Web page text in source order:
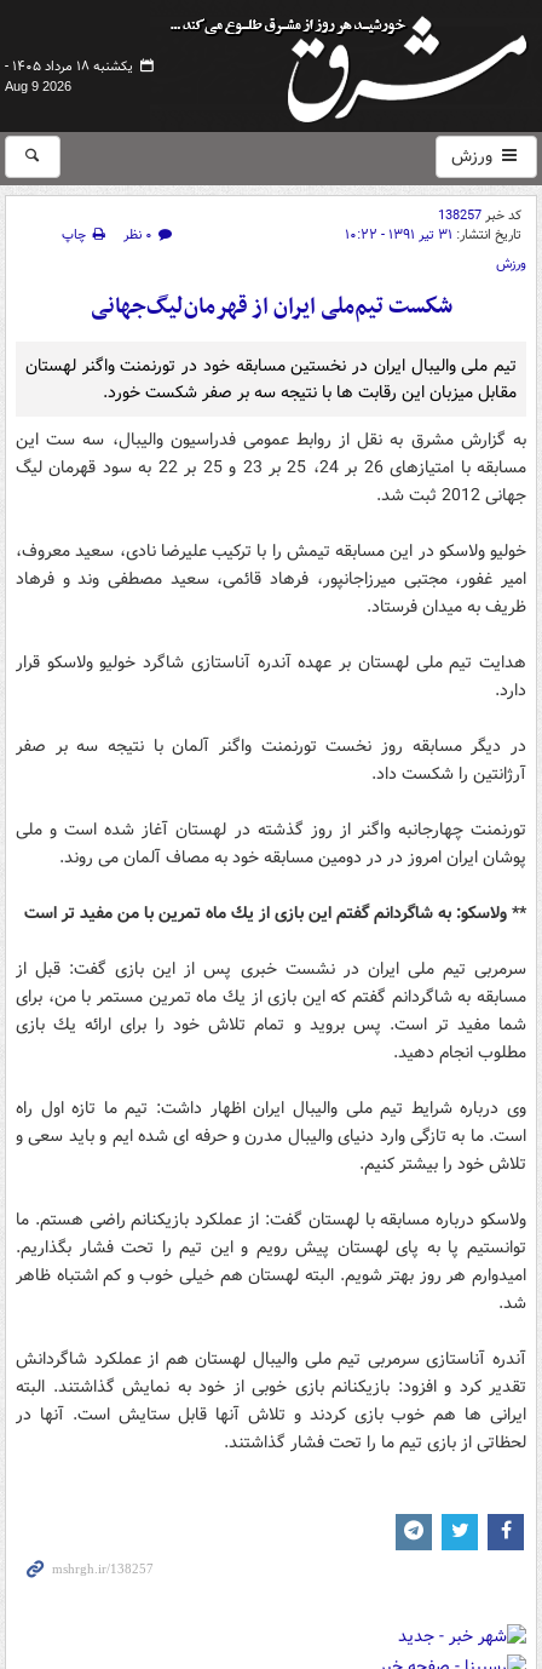
یکشنبه ۱۸ مرداد ۱۴۰۵ -
Aug 9 2026
ورزش
کد خبر138257
تاریخ انتشار: ۳۱ تیر ۱۳۹۱ - ۱۰:۲۲ ۰ نظر
چاپ
ورزش
شكست تیم‌ملی ایران از قهرمان‌لیگ‌جهانی
تیم ملی والیبال ایران در نخستین مسابقه خود در تورنمنت واگنر لهستان
مقابل میزبان این رقابت ها با نتیجه سه بر صفر شكست خورد.
به گزارش مشرق به نقل از روابط عمومی فدراسیون والیبال، سه ست این
مسابقه با امتیازهای 26 بر 24، 25 بر 23 و 25 بر 22 به سود قهرمان لیگ
جهانی 2012 ثبت شد.
خولیو ولاسكو در این مسابقه تیمش را با تركیب علیرضا نادی، سعید معروف،
امیر غفور، مجتبی میرزاجانپور، فرهاد قائمی، سعید مصطفی وند و فرهاد
ظریف به میدان فرستاد.
هدایت تیم ملی لهستان بر عهده آندره آناستازی شاگرد خولیو ولاسكو قرار
دارد.
در دیگر مسابقه روز نخست تورنمنت واگنر آلمان با نتیجه سه بر صفر
آرژانتین را شكست داد.
تورنمنت چهارجانبه واگنر از روز گذشته در لهستان آغاز شده است و ملی
پوشان ایران امروز در در دومین مسابقه خود به مصاف آلمان می روند.
** ولاسكو: به شاگردانم گفتم این بازی از یك ماه تمرین با من مفید تر است
سرمربی تیم ملی ایران در نشست خبری پس از این بازی گفت: قبل از
مسابقه به شاگردانم گفتم كه این بازی از یك ماه تمرین مستمر با من، برای
شما مفید تر است. پس بروید و تمام تلاش خود را برای ارائه یك بازی
مطلوب انجام دهید.
وی درباره شرایط تیم ملی والیبال ایران اظهار داشت: تیم ما تازه اول راه
است. ما به تازگی وارد دنیای والیبال مدرن و حرفه ای شده ایم و باید سعی و
تلاش خود را بیشتر كنیم.
ولاسكو درباره مسابقه با لهستان گفت: از عملكرد بازیكنانم راضی هستم. ما
توانستیم پا به پای لهستان پیش رویم و این تیم را تحت فشار بگذاریم.
امیدوارم هر روز بهتر شویم. البته لهستان هم خیلی خوب و كم اشتباه ظاهر
شد.
آندره آناستازی سرمربی تیم ملی والیبال لهستان هم از عملكرد شاگردانش
تقدیر كرد و افزود: بازیكنانم بازی خوبی از خود به نمایش گذاشتند. البته
ایرانی ها هم خوب بازی كردند و تلاش آنها قابل ستایش است. آنها در
لحظاتی از بازی تیم ما را تحت فشار گذاشتند.